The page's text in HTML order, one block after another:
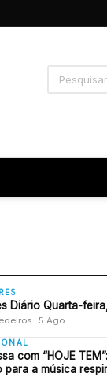
Diário Quarta-
· 5 Ago
com “HOJE
para a música